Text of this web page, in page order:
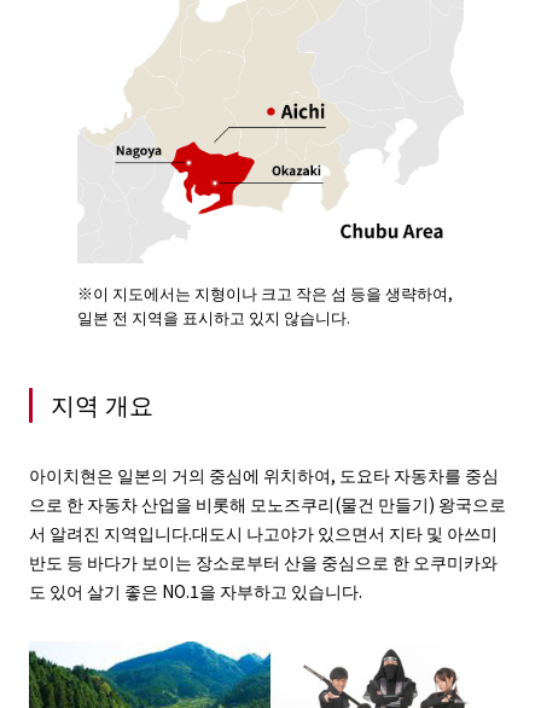
지역 개요
아이치현은 일본의 거의 중심에 위치하여, 도요타 자동차를 중심
으로 한 자동차 산업을 비롯해 모노즈쿠리(물건 만들기) 왕국으로
서 알려진 지역입니다.대도시 나고야가 있으면서 지타 및 아쓰미
반도 등 바다가 보이는 장소로부터 산을 중심으로 한 오쿠미카와
도 있어 살기 좋은 NO.1을 자부하고 있습니다.
※이 지도에서는 지형이나 크고 작은 섬 등을 생략하여,
일본 전 지역을 표시하고 있지 않습니다.